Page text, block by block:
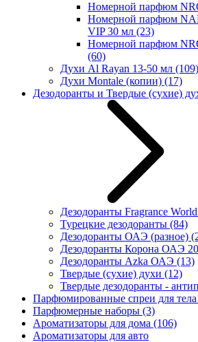
Номерной парфюм
Номерной парфюм
VIP 30 мл (23)
Номерной парфюм
(60)
Духи Al Rayan 13-50 мл (109)
Духи Montale (копии) (17)
Дезодоранты и Твердые (сухие)
Дезодоранты Fragrance
Турецкие дезодоранты (84)
Дезодоранты ОАЭ (разное)
Дезодоранты Корона ОАЭ
Дезодоранты Azka ОАЭ (13)
Твердые (сухие) духи (12)
Твердые дезодоранты -
Парфюмированные спреи для тела
Парфюмерные наборы (3)
Ароматизаторы для дома (106)
Ароматизаторы для авто